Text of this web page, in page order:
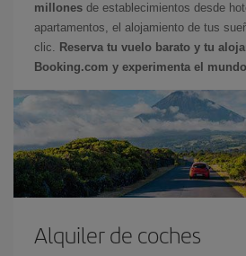
millones de establecimientos desde
apartamentos, el alojamiento de tus
clic.
Reserva tu vuelo barato y tu
Booking.com y experimenta el
Alquiler de coches